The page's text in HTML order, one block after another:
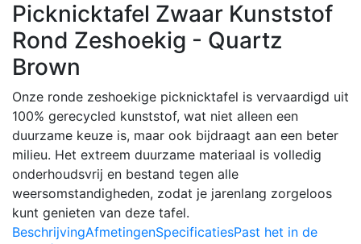
Picknicktafel Zwaar Kunststof
Rond Zeshoekig - Quartz
Brown
Onze ronde zeshoekige picknicktafel is vervaardigd uit
100% gerecycled kunststof, wat niet alleen een
duurzame keuze is, maar ook bijdraagt aan een beter
milieu. Het extreem duurzame materiaal is volledig
onderhoudsvrij en bestand tegen alle
weersomstandigheden, zodat je jarenlang zorgeloos
kunt genieten van deze tafel.
BeschrijvingAfmetingenSpecificatiesPast het in de